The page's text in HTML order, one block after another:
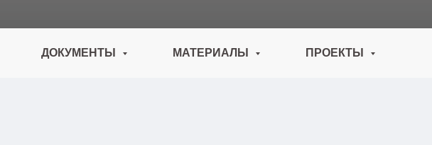
ДОКУМЕНТЫ МАТЕРИАЛЫ ПРОЕКТЫ